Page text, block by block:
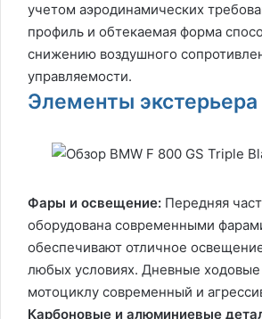
учетом аэродинамических
профиль и обтекаемая форма
снижению воздушного
управляемости.
Элементы экстерьера
Фары и освещение: Передняя
оборудована современными
обеспечивают отличное
любых условиях. Дневные
мотоциклу современный и
Карбоновые и алюминиевые